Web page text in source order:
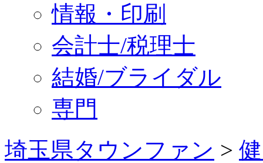
情報・印刷
会計士/税理士
結婚/ブライダル
専門
埼玉県タウンファン >